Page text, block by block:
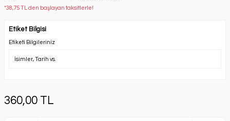
*38,75 TL den başlayan taksitlerle!
Etiket Bilgisi
Etiketi Bilgileriniz
360,00 TL